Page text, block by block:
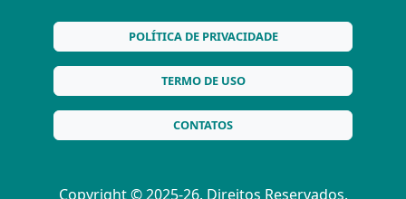
POLÍTICA DE PRIVACIDADE
TERMO DE USO
CONTATOS
Copyright © 2025-26. Direitos Reservados.